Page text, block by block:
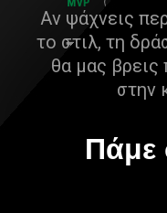
Αν ψάχνεις
το στιλ, τη
θα μας βρεις
στην
Πάμε